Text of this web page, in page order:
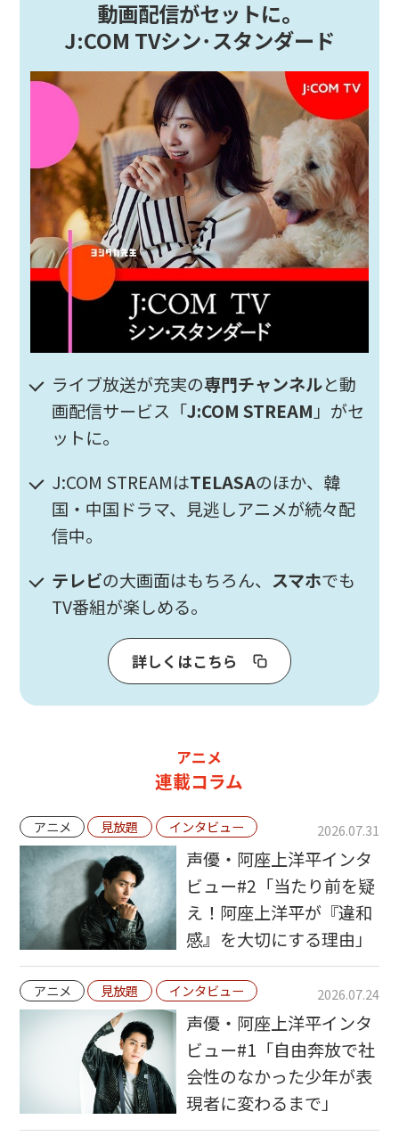
動画配信がセットに。
J:COM TVシン･スタンダード
ライブ放送が充実の専門チャンネルと動
画配信サービス「J:COM STREAM 」がセ
ットに。
J:COM STREAMはTELASAのほか、韓
国・中国ドラマ、見逃しアニメが続々配
信中。
テレビの大画面はもちろん、 スマホでも
TV番組が楽しめる。
詳しくはこちら
アニメ
連載コラム
アニメ 見放題 インタビュー 2026.07.31
声優・阿座上洋平インタ
ビュー#2「当たり前を疑
え！阿座上洋平が『違和
感』を大切にする理由」
アニメ 見放題 インタビュー 2026.07.24
声優・阿座上洋平インタ
ビュー#1「自由奔放で社
会性のなかった少年が表
現者に変わるまで」